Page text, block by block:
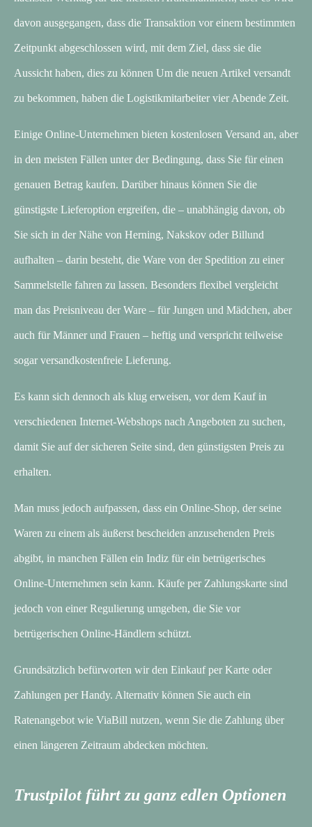
davon ausgegangen, dass die Transaktion vor einem bestimmten
Zeitpunkt abgeschlossen wird, mit dem Ziel, dass sie die
Aussicht haben, dies zu können Um die neuen Artikel versandt
zu bekommen, haben die Logistikmitarbeiter vier Abende Zeit.
Einige Online-Unternehmen bieten kostenlosen Versand an, aber
in den meisten Fällen unter der Bedingung, dass Sie für einen
genauen Betrag kaufen. Darüber hinaus können Sie die
günstigste Lieferoption ergreifen, die – unabhängig davon, ob
Sie sich in der Nähe von Herning, Nakskov oder Billund
aufhalten – darin besteht, die Ware von der Spedition zu einer
Sammelstelle fahren zu lassen. Besonders flexibel vergleicht
man das Preisniveau der Ware – für Jungen und Mädchen, aber
auch für Männer und Frauen – heftig und verspricht teilweise
sogar versandkostenfreie Lieferung.
Es kann sich dennoch als klug erweisen, vor dem Kauf in
verschiedenen Internet-Webshops nach Angeboten zu suchen,
damit Sie auf der sicheren Seite sind, den günstigsten Preis zu
erhalten.
Man muss jedoch aufpassen, dass ein Online-Shop, der seine
Waren zu einem als äußerst bescheiden anzusehenden Preis
abgibt, in manchen Fällen ein Indiz für ein betrügerisches
Online-Unternehmen sein kann. Käufe per Zahlungskarte sind
jedoch von einer Regulierung umgeben, die Sie vor
betrügerischen Online-Händlern schützt.
Grundsätzlich befürworten wir den Einkauf per Karte oder
Zahlungen per Handy. Alternativ können Sie auch ein
Ratenangebot wie ViaBill nutzen, wenn Sie die Zahlung über
einen längeren Zeitraum abdecken möchten.
Trustpilot führt zu ganz edlen Optionen